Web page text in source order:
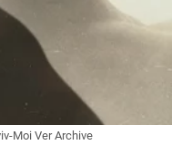
Moi Ver Archive